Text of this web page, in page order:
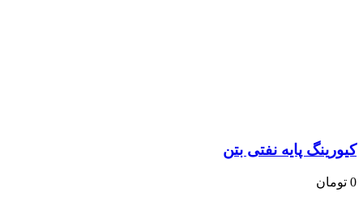
کیورینگ پایه نفتی بتن
0 تومان